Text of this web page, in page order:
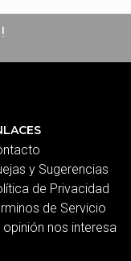
y Sugerencias
de Privacidad
de Servicio
opinión nos interesa